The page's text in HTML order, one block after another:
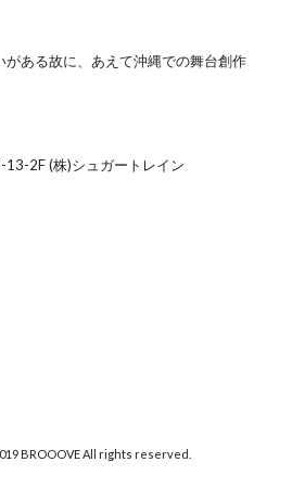
がある故に、あえて沖縄での舞台創作
2F (株)シュガートレイン
BROOOVE All rights reserved.